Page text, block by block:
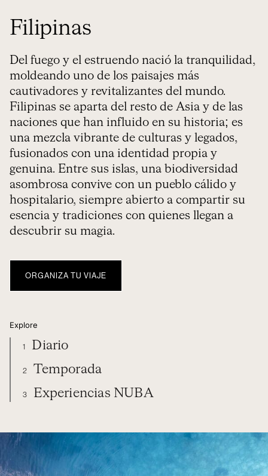
Filipinas
Del fuego y el estruendo nació la tranquilidad,
moldeando uno de los paisajes más
cautivadores y revitalizantes del mundo.
Filipinas se aparta del resto de Asia y de las
naciones que han influido en su historia; es
una mezcla vibrante de culturas y legados,
fusionados con una identidad propia y
genuina. Entre sus islas, una biodiversidad
asombrosa convive con un pueblo cálido y
hospitalario, siempre abierto a compartir su
esencia y tradiciones con quienes llegan a
descubrir su magia.
ORGANIZA TU VIAJE
Explore
1 Diario
2 Temporada
3 Experiencias NUBA
ORGANIZA TU VIAJE